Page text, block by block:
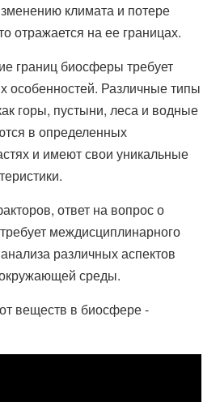
климата и потере
отражается на ее границах.
границ биосферы требует
особенностей. Различные типы
горы, пустыни, леса и водные
в определенных
и имеют свои уникальные
ответ на вопрос о
междисциплинарного
различных аспектов
среды.
веществ в биосфере -